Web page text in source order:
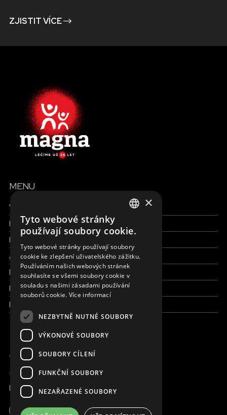
ZJISTIT VÍCE
MENU
Všechny formy pomoci
Finance a reporty
Pracujte s námi
Aktuálně
Kdo jsme
Kde pracujeme
Kontaktujte nás
JSME ONLINE
+420 736 416 505
kancelar@magna.org
CZECH
×
Tyto webové stránky
používají soubory cookie.
Tyto webové stránky používají soubory
cookie ke zlepšení uživatelského zážitku.
Používáním našich webových stránek
souhlasíte se všemi soubory cookie v
souladu s našimi zásadami používání
souborů cookie. Více informací
NEZBYTNĚ NUTNÉ SOUBORY
VÝKONOVÉ SOUBORY
SOUBORY CÍLENÍ
FUNKČNÍ SOUBORY
NEZAŘAZENÉ SOUBORY